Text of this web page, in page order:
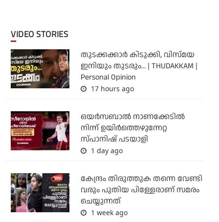
VIDEO STORIES
തുടക്കക്കാര്‍ കിടുക്കി, വിസ്മയ
ഇനിയും തുടരും... | THUDAKKAM |
Personal Opinion
17 hours ago
ഒയര്‍സബാൽ നാണക്കേടിൽ
നിന്ന് ഉയിർത്തെഴുന്നേറ്റ
സ്പാനിഷ് പടയാളി
1 day ago
കേന്ദ്രം തിരുത്തുക തന്നെ വേണ്ടി
വരും പുതിയ പിള്ളേരാണ് സമരം
ചെയ്യുന്നത്
1 week ago